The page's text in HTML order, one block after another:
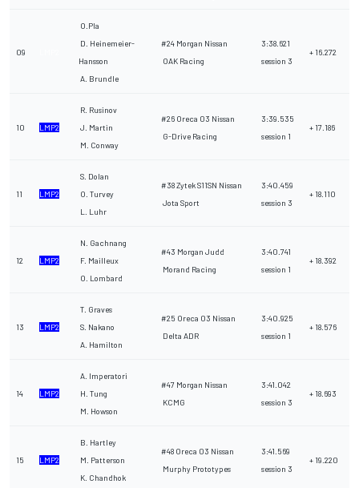
09
O.Pla
D. Heinemeier-
Hansson
A. Brundle
#24 Morgan Nissan
OAK Racing
3:38.621
session 3
+ 16.272
10 LMP2
R. Rusinov
J. Martin
M. Conway
#26 Oreca 03 Nissan
G-Drive Racing
3:39.535
session 1
+ 17.186
11 LMP2
S. Dolan
O. Turvey
L. Luhr
#38 Zytek S11SN Nissan
Jota Sport
3:40.459
session 3
+ 18.110
12 LMP2
N. Gachnang
F. Mailleux
O. Lombard
#43 Morgan Judd
Morand Racing
3:40.741
session 1
+ 18.392
13 LMP2
T. Graves
S. Nakano
A. Hamilton
#25 Oreca 03 Nissan
Delta ADR
3:40.925
session 1
+ 18.576
14 LMP2
A. Imperatori
H. Tung
M. Howson
#47 Morgan Nissan
KCMG
3:41.042
session 3
+ 18.693
15 LMP2
B. Hartley
M. Patterson
K. Chandhok
#48 Oreca 03 Nissan
Murphy Prototypes
3:41.569
session 3
+ 19.220